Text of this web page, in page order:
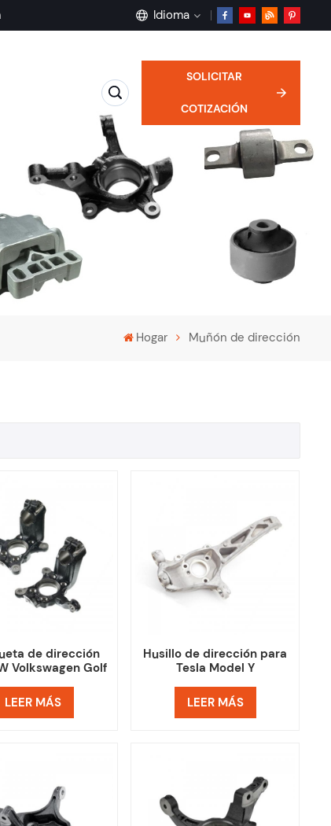
Idioma
English
français
Deutsch
русский
SOLICITAR
COTIZACIÓN
Hogar Muñón de dirección
de dirección
Volkswagen Golf
LEER MÁS
Husillo de dirección para
Tesla Model Y
LEER MÁS